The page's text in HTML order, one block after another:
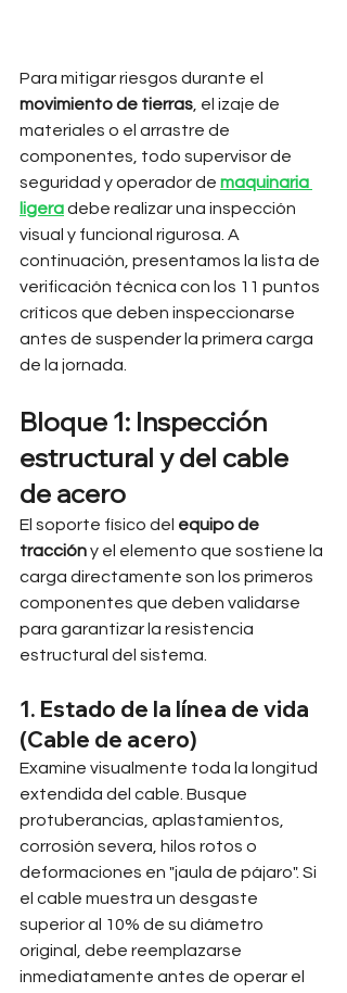
Para mitigar riesgos durante el
movimiento de tierras , el izaje de
materiales o el arrastre de
componentes, todo supervisor de
seguridad y operador de maquinaria
ligera debe realizar una inspección
visual y funcional rigurosa. A
continuación, presentamos la lista de
verificación técnica con los 11 puntos
críticos que deben inspeccionarse
antes de suspender la primera carga
de la jornada.
Bloque 1: Inspección
estructural y del cable
de acero
El soporte físico del equipo de
tracción y el elemento que sostiene la
carga directamente son los primeros
componentes que deben validarse
para garantizar la resistencia
estructural del sistema.
1. Estado de la línea de vida
(Cable de acero)
Examine visualmente toda la longitud
extendida del cable. Busque
protuberancias, aplastamientos,
corrosión severa, hilos rotos o
deformaciones en "jaula de pájaro". Si
el cable muestra un desgaste
superior al 10% de su diámetro
original, debe reemplazarse
inmediatamente antes de operar el